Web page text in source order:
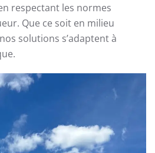
respectant les normes
Que ce soit en milieu
solutions s’adaptent à